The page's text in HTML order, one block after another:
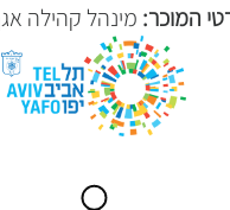
המוכר: מינהל קהילה